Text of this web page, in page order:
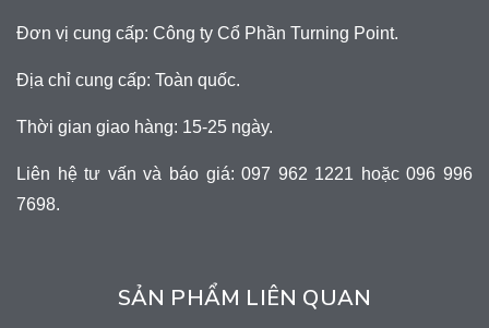
Đơn vị cung cấp: Công ty Cổ Phần Turning Point.
Địa chỉ cung cấp: Toàn quốc.
Thời gian giao hàng: 15-25 ngày.
Liên hệ tư vấn và báo giá: 097 962 1221 hoặc 096 996
7698.
SẢN PHẨM LIÊN QUAN